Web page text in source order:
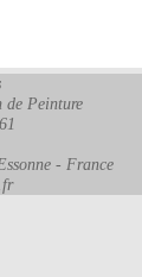
de Peinture
- France